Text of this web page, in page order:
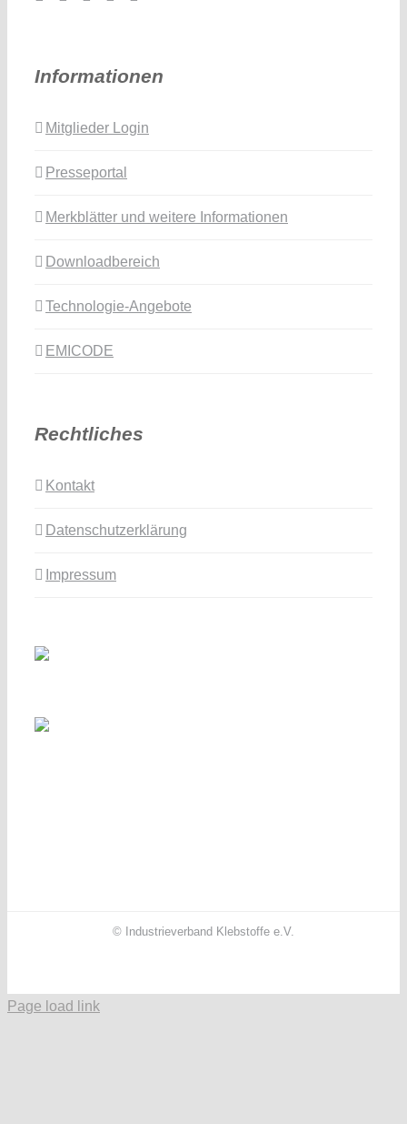
Informationen
Mitglieder Login
Presseportal
Merkblätter und weitere Informationen
Downloadbereich
Technologie-Angebote
EMICODE
Rechtliches
Kontakt
Datenschutzerklärung
Impressum
© Industrieverband Klebstoffe e.V.
Page load link